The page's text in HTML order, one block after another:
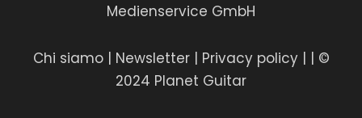
Medienservice GmbH
Chi siamo| Newsletter | Privacy policy| | ©
2024 Planet Guitar